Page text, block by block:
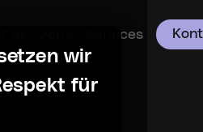
wir
für
Services